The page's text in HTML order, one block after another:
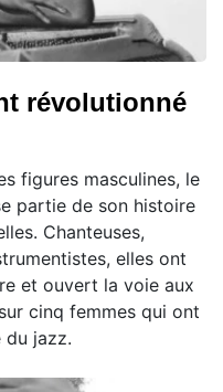
révolutionné
figures masculines, le
partie de son histoire
Chanteuses,
elles ont
et ouvert la voie aux
cinq femmes qui ont
du jazz.